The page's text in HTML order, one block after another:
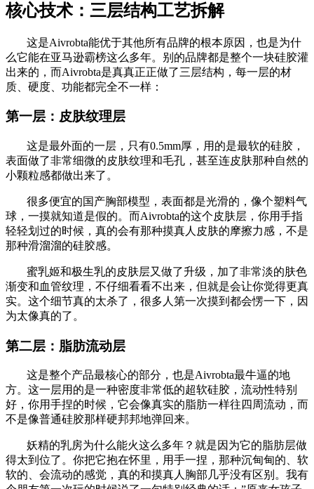
核心技术：三层结构工艺拆解
这是Aivrobta能优于其他所有品牌的根本原因，也是为什
么它能在亚马逊霸榜这么多年。别的品牌都是整个一块硅胶灌
出来的，而Aivrobta是真真正正做了三层结构，每一层的材
质、硬度、功能都完全不一样：
第一层：皮肤纹理层
这是最外面的一层，只有0.5mm厚，用的是最软的硅胶，
表面做了非常细微的皮肤纹理和毛孔，甚至连皮肤那种自然的
小颗粒感都做出来了。
很多便宜的国产胸部模型，表面都是光滑的，像个塑料气
球，一摸就知道是假的。而Aivrobta的这个皮肤层，你用手指
轻轻划过的时候，真的会有那种摸真人皮肤的摩擦力感，不是
那种滑溜溜的硅胶感。
蜜乳姬和极生乳的皮肤层又做了升级，加了非常淡的肤色
渐变和血管纹理，不仔细看看不出来，但就是会让你觉得更真
实。这个细节真的太杀了，很多人第一次摸到都会愣一下，因
为太像真的了。
第二层：脂肪流动层
这是整个产品最核心的部分，也是Aivrobta最牛逼的地
方。这一层用的是一种密度非常低的超软硅胶，流动性特别
好，你用手捏的时候，它会像真实的脂肪一样往四周流动，而
不是像普通硅胶那样硬邦邦地弹回来。
妖精的乳房为什么能火这么多年？就是因为它的脂肪层做
得太到位了。你把它抱在怀里，用手一捏，那种沉甸甸的、软
软的、会流动的感觉，真的和摸真人胸部几乎没有区别。我有